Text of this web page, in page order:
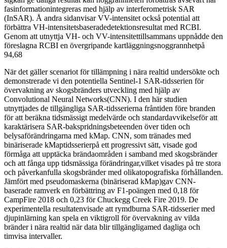
fasinformationintegreras med hjälp av interferometrisk SAR
(InSAR). Å andra sidanvisar VV-intensitet också potential att
förbättra VH-intensitetsbaseradedetektionsresultat med RCBI.
Genom att utnyttja VH- och VV-intensitettillsammans uppnådde den
föreslagna RCBI en övergripande kartläggningsnoggrannhetpå
94,68
När det gäller scenariot för tillämpning i nära realtid undersökte och
demonstrerade vi den potentiella Sentinel-1 SAR-tidsserien för
övervakning av skogsbränders utveckling med hjälp av
Convolutional Neural Networks(CNN). I den här studien
utnyttjades de tillgängliga SAR-tidsserierna fråntiden före branden
för att beräkna tidsmässigt medelvärde och standardavvikelseför att
karaktärisera SAR-bakspridningsbeteenden över tiden och
belysaförändringarna med kMap. CNN, som tränades med
binäriserade kMaptidsserierpå ett progressivt sätt, visade god
förmåga att upptäcka brändaområden i samband med skogsbränder
och att fånga upp tidsmässiga förändringar,vilket visades på tre stora
och påverkanfulla skogsbränder med olikatopografiska förhållanden.
Jämfört med pseudomaskerna (binäriserad kMap)gav CNN-
baserade ramverk en förbättring av F1-poängen med 0,18 för
CampFire 2018 och 0,23 för Chuckegg Creek Fire 2019. De
experimentella resultatenvisade att rymdburna SAR-tidsserier med
djupinlärning kan spela en viktigroll för övervakning av vilda
bränder i nära realtid när data blir tillgängligamed dagliga och
timvisa intervaller.